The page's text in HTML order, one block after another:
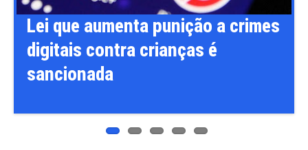
a crimes
Flávio Bolsonaro anuncia
Gaspar, relator da CPI do
como vice na disputa à